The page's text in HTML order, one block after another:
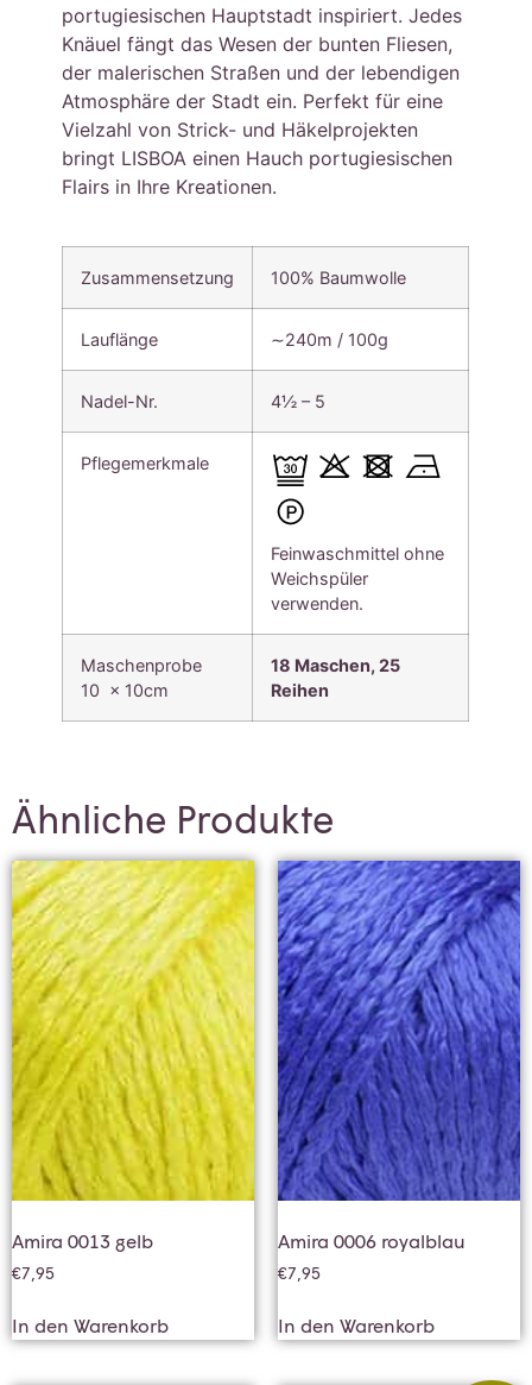
portugiesischen Hauptstadt inspiriert. Jedes
Knäuel fängt das Wesen der bunten Fliesen,
der malerischen Straßen und der lebendigen
Atmosphäre der Stadt ein. Perfekt für eine
Vielzahl von Strick- und Häkelprojekten
bringt LISBOA einen Hauch portugiesischen
Flairs in Ihre Kreationen.
Zusammensetzung 100% Baumwolle
Lauflänge ∼240m / 100g
Nadel-Nr. 4½ – 5
Pflegemerkmale
Feinwaschmittel ohne
Weichspüler
verwenden.
Maschenprobe
10 x 10cm
18 Maschen, 25
Reihen
Ähnliche Produkte
Amira 0013 gelb
€7,95
In den Warenkorb
Amira 0006 royalblau
€7,95
In den Warenkorb